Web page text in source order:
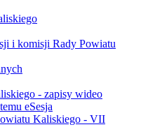
i komisji Rady Powiatu
- zapisy wideo
eSesja
Kaliskiego - VII